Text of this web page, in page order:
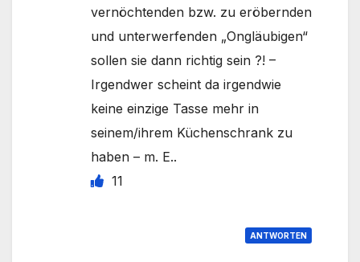
vernöchtenden bzw. zu eröbernden
und unterwerfenden „Ongläubigen“
sollen sie dann richtig sein ?! –
Irgendwer scheint da irgendwie
keine einzige Tasse mehr in
seinem/ihrem Küchenschrank zu
haben – m. E..
11
ANTWORTEN